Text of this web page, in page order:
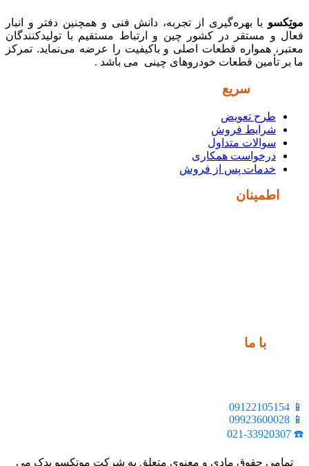
موتِکسو با بهره‌گیری از تجربه، دانش فنی و همچنین دفتر و انبار
فعال و مستقر در کشور چین و ارتباط مستقیم با تولیدکنندگان
معتبر، همواره قطعات اصلی و باکیفیت را عرضه می‌نماید. تمرکز
ما بر تأمین قطعات خودروهای چینی می باشد .
سریع
طرح تعویض
شرایط فروش
سوالات متداول
درخواست همکاری
خدمات پس از فروش
اطمینان
با ما
📱 09122105154
📱 09923600028
☎️ 021-33920307
تمامی حقوق مادی و معنوی متعلق به شرکت موتکسو یدک می